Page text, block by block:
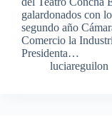
galardonados con
segundo año
Comercio la
Presidenta…
luciareguilon